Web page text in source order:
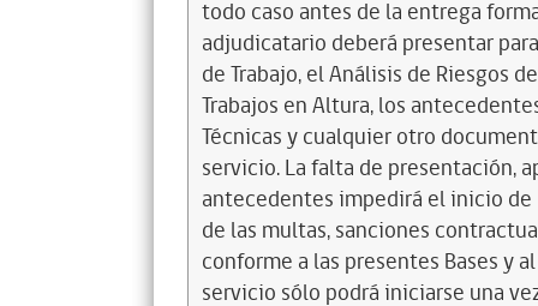
todo caso antes de la entrega
adjudicatario deberá presentar
de Trabajo, el Análisis de Riesgos
Trabajos en Altura, los
Técnicas y cualquier otro
servicio. La falta de presentación,
antecedentes impedirá el inicio
de las multas, sanciones
conforme a las presentes Bases y
servicio sólo podrá iniciarse una